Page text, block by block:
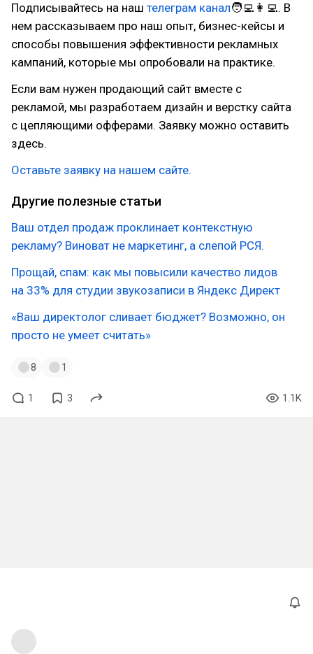
Подписывайтесь на наш телеграм канал🧑‍💻👩‍💻. В
нем рассказываем про наш опыт, бизнес-кейсы и
способы повышения эффективности рекламных
кампаний, которые мы опробовали на практике.
Если вам нужен продающий сайт вместе с
рекламой, мы разработаем дизайн и верстку сайта
с цепляющими офферами. Заявку можно оставить
здесь.
Оставьте заявку на нашем сайте.
Другие полезные статьи
Ваш отдел продаж проклинает контекстную
рекламу? Виноват не маркетинг, а слепой РСЯ.
Прощай, спам: как мы повысили качество лидов
на 33% для студии звукозаписи в Яндекс Директ
«Ваш директолог сливает бюджет? Возможно, он
просто не умеет считать»
8 1
1 3 1.1K